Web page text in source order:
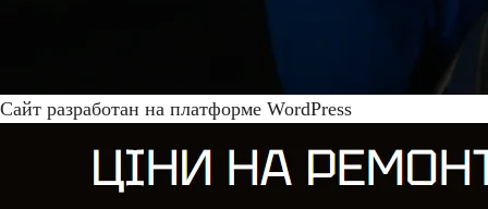
Сайт разработан на платформе WordPress